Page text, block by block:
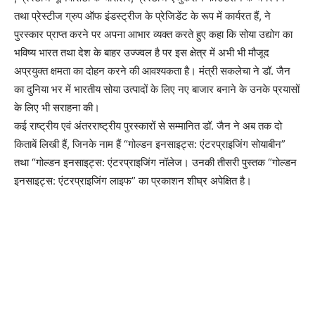
तथा प्रेस्टीज ग्रुप ऑफ इंडस्ट्रीज के प्रेजिडेंट के रूप में कार्यरत हैं, ने
पुरस्कार प्राप्त करने पर अपना आभार व्यक्त करते हुए कहा कि सोया उद्योग का
भविष्य भारत तथा देश के बाहर उज्ज्वल है पर इस क्षेत्र में अभी भी मौजूद
अप्रयुक्त क्षमता का दोहन करने की आवश्यकता है। मंत्री सकलेचा ने डॉ. जैन
का दुनिया भर में भारतीय सोया उत्पादों के लिए नए बाजार बनाने के उनके प्रयासों
के लिए भी सराहना की।
कई राष्ट्रीय एवं अंतरराष्ट्रीय पुरस्कारों से सम्मानित डॉ. जैन ने अब तक दो
किताबें लिखी हैं, जिनके नाम हैं “गोल्डन इनसाइट्स: एंटरप्राइजिंग सोयाबीन”
तथा “गोल्डन इनसाइट्स: एंटरप्राइजिंग नॉलेज। उनकी तीसरी पुस्तक “गोल्डन
इनसाइट्स: एंटरप्राइजिंग लाइफ” का प्रकाशन शीघ्र अपेक्षित है।